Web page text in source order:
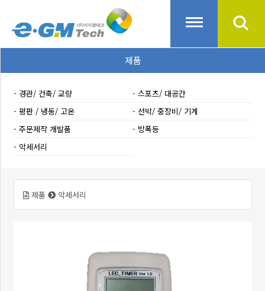
제품
경관/ 건축/ 교량
스포츠/ 대공간
평판 / 냉동/ 고온
선박/ 중장비/ 기계
주문제작 개발품
방폭등
악세서리
제품 악세서리